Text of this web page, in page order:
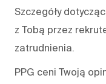
Szczegóły
z Tobą przez
zatrudnienia.
PPG ceni Twoją